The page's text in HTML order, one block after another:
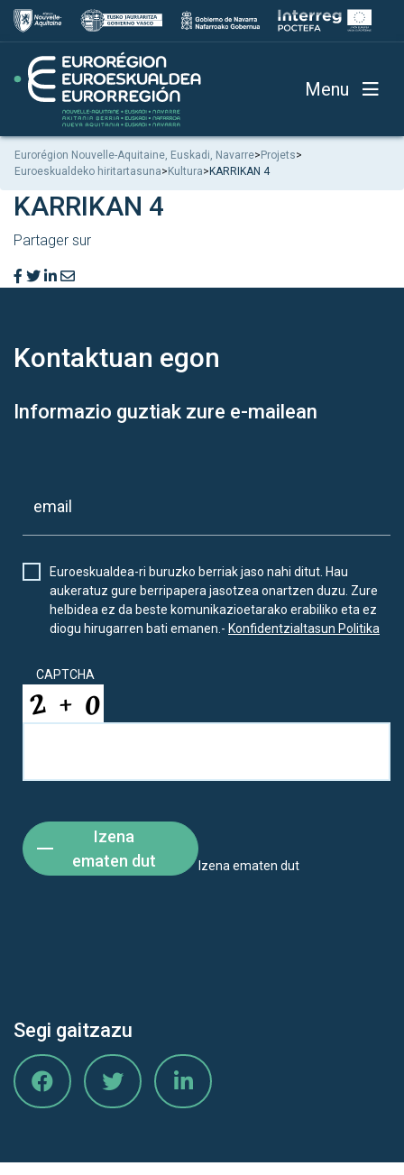
Menu
Eurorégion Nouvelle-Aquitaine, Euskadi, Navarre> Projets>
Euroeskualdeko hiritartasuna> Kultura> KARRIKAN 4
KARRIKAN 4
Partager sur
Kontaktuan egon
Informazio guztiak zure e-mailean
Euroeskualdea-ri buruzko berriak jaso nahi ditut. Hau
aukeratuz gure berripapera jasotzea onartzen duzu. Zure
helbidea ez da beste komunikazioetarako erabiliko eta ez
diogu hirugarren bati emanen.- Konfidentzialtasun Politika
CAPTCHA
Izena
ematen dut
Izena ematen dut
Segi gaitzazu